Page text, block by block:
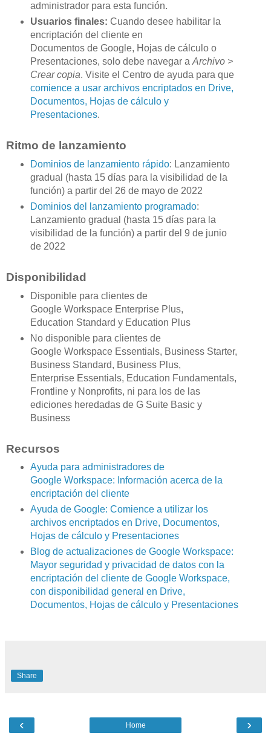
administrador para esta función.
Usuarios finales: Cuando desee habilitar la
encriptación del cliente en
Documentos de Google, Hojas de cálculo o
Presentaciones, solo debe navegar a Archivo >
Crear copia. Visite el Centro de ayuda para que
comience a usar archivos encriptados en Drive,
Documentos, Hojas de cálculo y
Presentaciones.
Ritmo de lanzamiento
Dominios de lanzamiento rápido: Lanzamiento
gradual (hasta 15 días para la visibilidad de la
función) a partir del 26 de mayo de 2022
Dominios del lanzamiento programado:
Lanzamiento gradual (hasta 15 días para la
visibilidad de la función) a partir del 9 de junio
de 2022
Disponibilidad
Disponible para clientes de
Google Workspace Enterprise Plus,
Education Standard y Education Plus
No disponible para clientes de
Google Workspace Essentials, Business Starter,
Business Standard, Business Plus,
Enterprise Essentials, Education Fundamentals,
Frontline y Nonprofits, ni para los de las
ediciones heredadas de G Suite Basic y
Business
Recursos
Ayuda para administradores de
Google Workspace: Información acerca de la
encriptación del cliente
Ayuda de Google: Comience a utilizar los
archivos encriptados en Drive, Documentos,
Hojas de cálculo y Presentaciones
Blog de actualizaciones de Google Workspace:
Mayor seguridad y privacidad de datos con la
encriptación del cliente de Google Workspace,
con disponibilidad general en Drive,
Documentos, Hojas de cálculo y Presentaciones
Share
‹ ›
Home